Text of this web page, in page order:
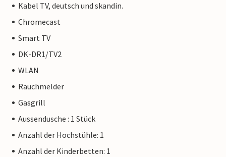
Kabel TV, deutsch und skandin.
Chromecast
Smart TV
DK-DR1/TV2
WLAN
Rauchmelder
Gasgrill
Aussendusche : 1 Stück
Anzahl der Hochstühle: 1
Anzahl der Kinderbetten: 1